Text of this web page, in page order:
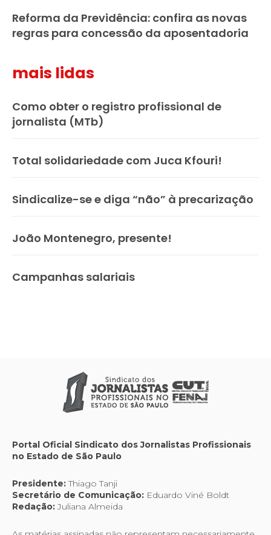
Reforma da Previdência: confira as novas
regras para concessão da aposentadoria
mais lidas
Como obter o registro profissional de
jornalista (MTb)
Total solidariedade com Juca Kfouri!
Sindicalize-se e diga “não” à precarização
João Montenegro, presente!
Campanhas salariais
Portal Oficial Sindicato dos Jornalistas Profissionais
no Estado de São Paulo
Presidente:Thiago Tanji
Secretário de Comunicação: Eduardo Viné Boldt
Redação:Juliana Almeida